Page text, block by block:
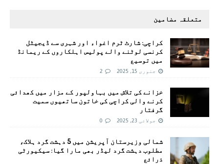
متعلقہ مضامین
کراچی: شارٹ ٹرم اغواء اور شہری سے ڈیجیٹل
کرنسی لوٹنے والے پولیس اہلکاروں کے ریمانڈ
میں توسیع
جنوری 15, 2025 2
خزانے کی تلاش میں بہاولپور کے مزار میں کھدائی
کرنے والی کراچی کی خاتون ساتھیوں سمیت
گرفتار
جولائی 23, 2025 0
شمالی وزیرستان آپریشن میں 5 دہشت گرد ہلاک،
مطلوب دہشت گرد لیڈر بھی مارا گیا: سیکیورٹی
ذرائع